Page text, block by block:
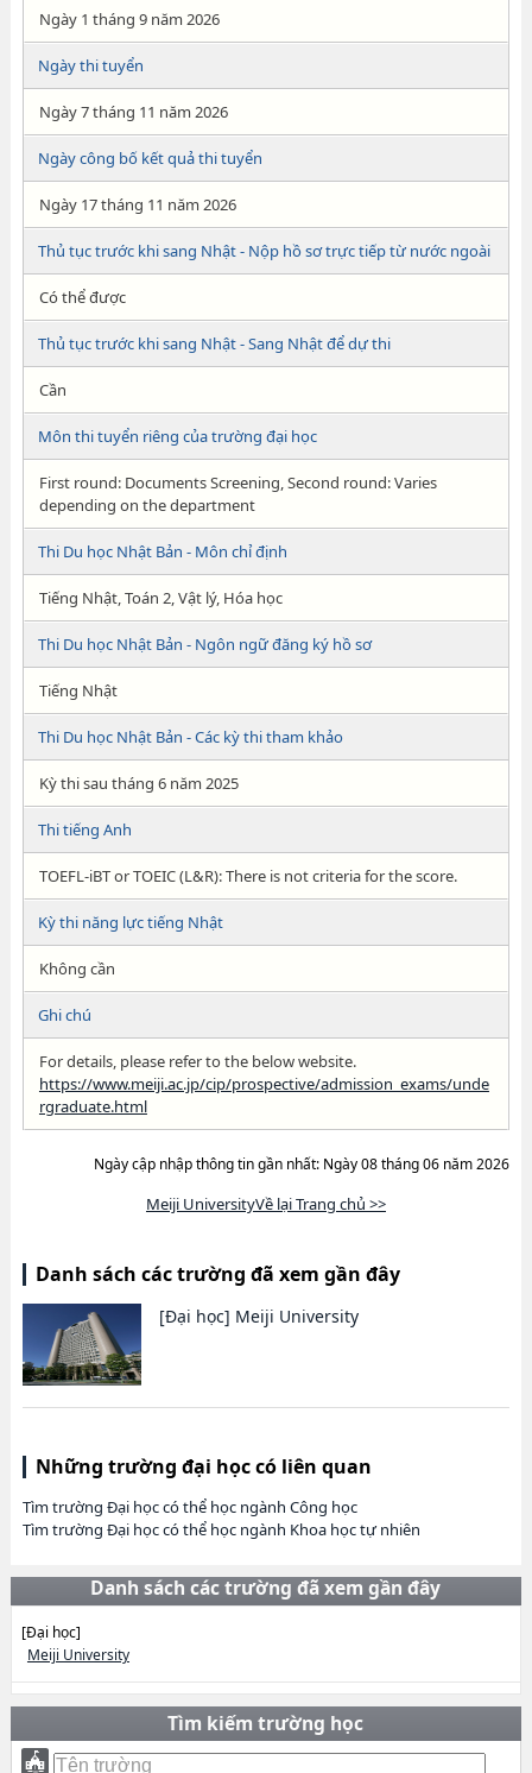
Ngày 1 tháng 9 năm 2026
Ngày thi tuyển
Ngày 7 tháng 11 năm 2026
Ngày công bố kết quả thi tuyển
Ngày 17 tháng 11 năm 2026
Thủ tục trước khi sang Nhật - Nộp hồ sơ trực tiếp từ nước ngoài
Có thể được
Thủ tục trước khi sang Nhật - Sang Nhật để dự thi
Cần
Môn thi tuyển riêng của trường đại học
First round: Documents Screening, Second round: Varies
depending on the department
Thi Du học Nhật Bản - Môn chỉ định
Tiếng Nhật, Toán 2, Vật lý, Hóa học
Thi Du học Nhật Bản - Ngôn ngữ đăng ký hồ sơ
Tiếng Nhật
Thi Du học Nhật Bản - Các kỳ thi tham khảo
Kỳ thi sau tháng 6 năm 2025
Thi tiếng Anh
TOEFL-iBT or TOEIC (L&R): There is not criteria for the score.
Kỳ thi năng lực tiếng Nhật
Không cần
Ghi chú
For details, please refer to the below website.
https://www.meiji.ac.jp/cip/prospective/admission_exams/unde
rgraduate.html
Ngày cập nhập thông tin gần nhất: Ngày 08 tháng 06 năm 2026
Meiji UniversityVề lại Trang chủ >>
Danh sách các trường đã xem gần đây
[Đại học] Meiji University
Những trường đại học có liên quan
Tìm trường Đại học có thể học ngành Công học
Tìm trường Đại học có thể học ngành Khoa học tự nhiên
Danh sách các trường đã xem gần đây
[Đại học]
Meiji University
Tìm kiếm trường học